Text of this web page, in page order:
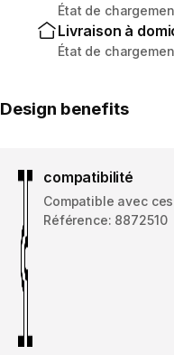
État de
Livraison à
État de
Design benefits
compatibilité
Compatible avec
Référence: 8872510